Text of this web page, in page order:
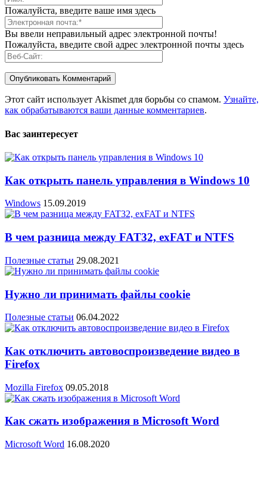
Пожалуйста, введите ваше имя здесь
Вы ввели неправильный адрес электронной почты!
Пожалуйста, введите свой адрес электронной почты здесь
Этот сайт использует Akismet для борьбы со спамом. Узнайте,
как обрабатываются ваши данные комментариев.
Вас заинтересует
Как открыть панель управления в Windows 10
Windows 15.09.2019
В чем разница между FAT32, exFAT и NTFS
Полезные статьи 29.08.2021
Нужно ли принимать файлы cookie
Полезные статьи 06.04.2022
Как отключить автовоспроизведение видео в
Firefox
Mozilla Firefox 09.05.2018
Как сжать изображения в Microsoft Word
Microsoft Word 16.08.2020